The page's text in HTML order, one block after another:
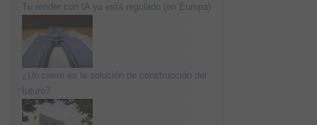
Tu render con IA ya está regulado (en Europa)
¿Un cierre es la solución de construcción del
futuro?